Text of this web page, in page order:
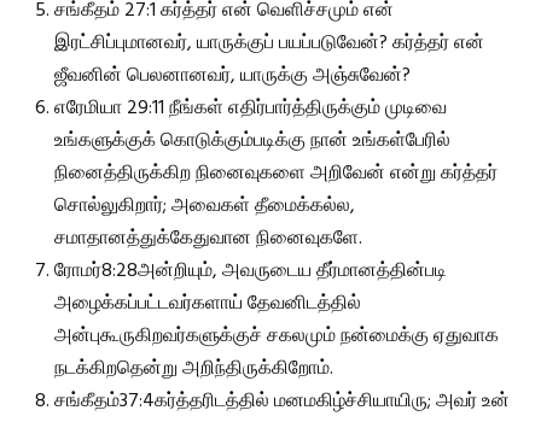
சங்கீதம் 27:1 கர்த்தர் என் வெளிச்சமும் என்
இரட்சிப்புமானவர், யாருக்குப் பயப்படுவேன்? கர்த்தர் என்
ஜீவனின் பெலனானவர், யாருக்கு அஞ்சுவேன்?
எரேமியா 29:11 நீங்கள் எதிர்பார்த்திருக்கும் முடிவை
உங்களுக்குக் கொடுக்கும்படிக்கு நான் உங்கள்பேரில்
நினைத்திருக்கிற நினைவுகளை அறிவேன் என்று கர்த்தர்
சொல்லுகிறார்; அவைகள் தீமைக்கல்ல,
சமாதானத்துக்கேதுவான நினைவுகளே.
ரோமர்8:28அன்றியும், அவருடைய தீர்மானத்தின்படி
அழைக்கப்பட்டவர்களாய் தேவனிடத்தில்
அன்புகூருகிறவர்களுக்குச் சகலமும் நன்மைக்கு ஏதுவாக
நடக்கிறதென்று அறிந்திருக்கிறோம்.
சங்கீதம்37:4கர்த்தரிடத்தில் மனமகிழ்ச்சியாயிரு; அவர் உன்